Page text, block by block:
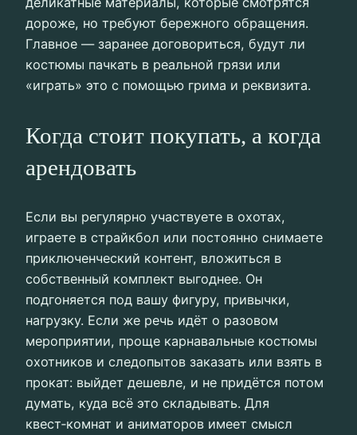
дороже, но требуют бережного обращения.
Главное — заранее договориться, будут ли
костюмы пачкать в реальной грязи или
«играть» это с помощью грима и реквизита.
Когда стоит покупать, а когда
арендовать
Если вы регулярно участвуете в охотах,
играете в страйкбол или постоянно снимаете
приключенческий контент, вложиться в
собственный комплект выгоднее. Он
подгоняется под вашу фигуру, привычки,
нагрузку. Если же речь идёт о разовом
мероприятии, проще карнавальные костюмы
охотников и следопытов заказать или взять в
прокат: выйдет дешевле, и не придётся потом
думать, куда всё это складывать. Для
квест‑комнат и аниматоров имеет смысл